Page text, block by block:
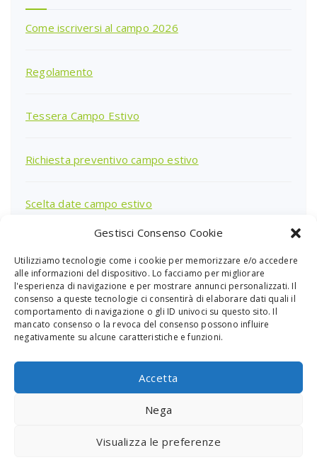
Gestisci Consenso Cookie
Utilizziamo tecnologie come i cookie per memorizzare e/o accedere
alle informazioni del dispositivo. Lo facciamo per migliorare
l'esperienza di navigazione e per mostrare annunci personalizzati. Il
consenso a queste tecnologie ci consentirà di elaborare dati quali il
comportamento di navigazione o gli ID univoci su questo sito. Il
mancato consenso o la revoca del consenso possono influire
negativamente su alcune caratteristiche e funzioni.
Accetta
Nega
Visualizza le preferenze
Come iscriversi al campo 2026
Regolamento
Tessera Campo Estivo
Richiesta preventivo campo estivo
Scelta date campo estivo
Ricerca
per: